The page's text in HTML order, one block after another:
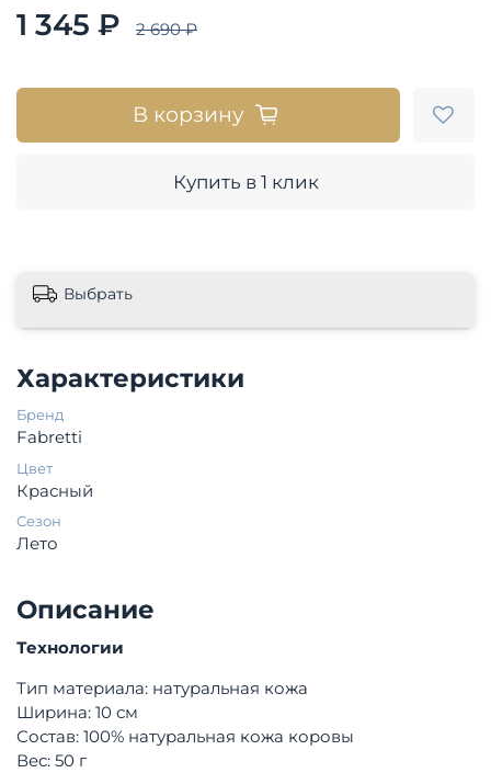
1 345 ₽ 2 690 ₽
В корзину
Купить в 1 клик
Выбрать
Характеристики
Бренд
Fabretti
Цвет
Красный
Сезон
Лето
Описание
Технологии
Тип материала: натуральная кожа
Ширина: 10 см
Состав: 100% натуральная кожа коровы
Вес: 50 г